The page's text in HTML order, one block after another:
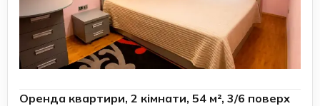
Оренда квартири, 2 кімнати, 54 м², 3/6 поверх